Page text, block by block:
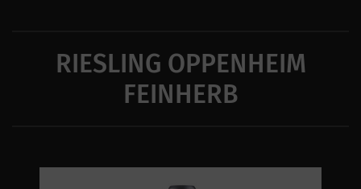
RIESLING OPPENHEIM
FEINHERB